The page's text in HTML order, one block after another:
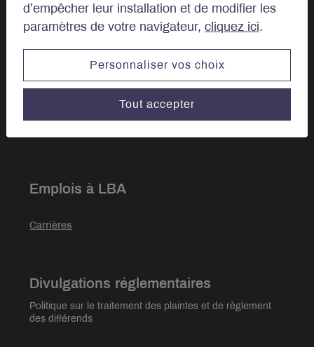
d’empêcher leur installation et de modifier les
paramètres de votre navigateur, cliquez ici.
Personnaliser vos choix
Tout accepter
À propos
Notre histoire
Emplois à LBA
Carrières
Divulgations réglementaires
Politique sur le traitement des plaintes et de règlement
des différends